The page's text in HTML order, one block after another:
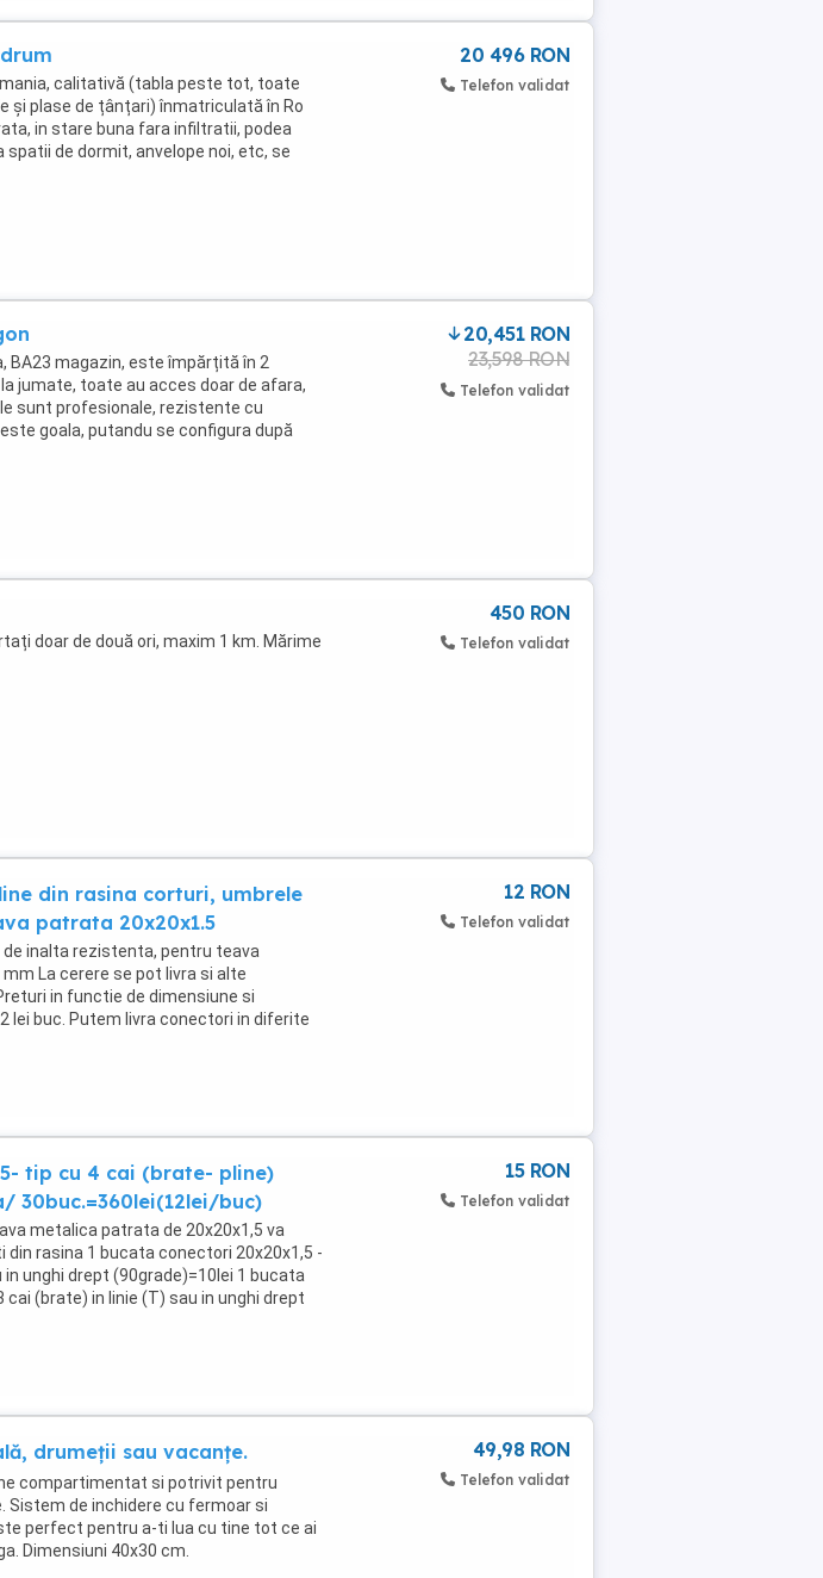
calitativă (tabla peste tot, toate
și plase de țânțari) înmatriculată în Ro
in stare buna fara infiltratii, podea
de dormit, anvelope noi, etc, se
20 496 RON
Telefon validat
BA23 magazin, este împărțită în 2
jumate, toate au acces doar de afara,
sunt profesionale, rezistente cu
goala, putandu se configura după
...
20,451 RON
23,598 RON
Telefon validat
doar de două ori, maxim 1 km. Mărime
450 RON
Telefon validat
din rasina corturi, umbrele
patrata 20x20x1.5
inalta rezistenta, pentru teava
La cerere se pot livra si alte
in functie de dimensiune si
lei buc. Putem livra conectori in diferite
...
12 RON
Telefon validat
tip cu 4 cai (brate- pline)
30buc.=360lei(12lei/buc)
metalica patrata de 20x20x1,5 va
rasina 1 bucata conectori 20x20x1,5 -
unghi drept (90grade)=10lei 1 bucata
(brate) in linie (T) sau in unghi drept
15 RON
Telefon validat
drumeții sau vacanțe.
compartimentat si potrivit pentru
Sistem de inchidere cu fermoar si
perfect pentru a-ti lua cu tine tot ce ai
Dimensiuni 40x30 cm.
49,98 RON
Telefon validat